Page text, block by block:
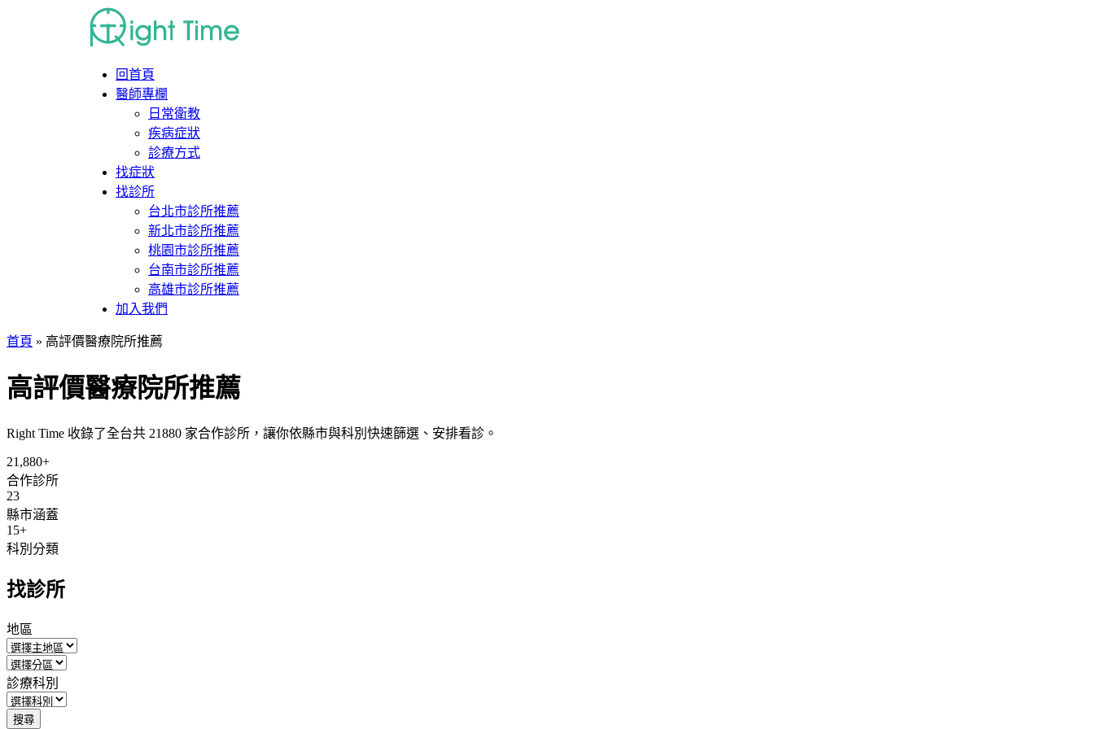
回首頁
醫師專欄
日常衛教
疾病症狀
診療方式
找症狀
找診所
台北市診所推薦
新北市診所推薦
桃園市診所推薦
台南市診所推薦
高雄市診所推薦
加入我們
首頁 » 高評價醫療院所推薦
高評價醫療院所推薦
Right Time 收錄了全台共 21880 家合作診所，讓你依縣市與科別快速篩選、安排看診。
21,880+
合作診所
23
縣市涵蓋
15+
科別分類
找診所
地區
診療科別
搜尋